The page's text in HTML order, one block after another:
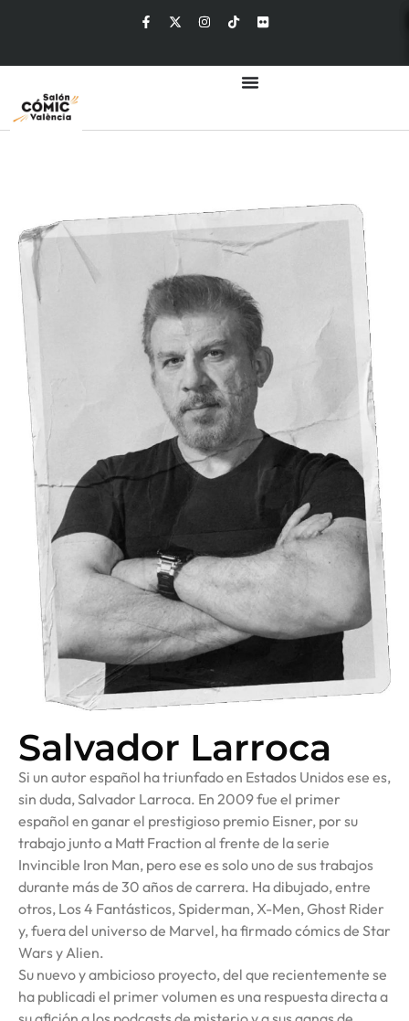
Salvador Larroca
Si un autor español ha triunfado en Estados Unidos ese es,
sin duda, Salvador Larroca. En 2009 fue el primer
español en ganar el prestigioso premio Eisner, por su
trabajo junto a Matt Fraction al frente de la serie
Invincible Iron Man, pero ese es solo uno de sus trabajos
durante más de 30 años de carrera. Ha dibujado, entre
otros, Los 4 Fantásticos, Spiderman, X-Men, Ghost Rider
y, fuera del universo de Marvel, ha firmado cómics de Star
Wars y Alien.
Su nuevo y ambicioso proyecto, del que recientemente se
ha publicadi el primer volumen es una respuesta directa a